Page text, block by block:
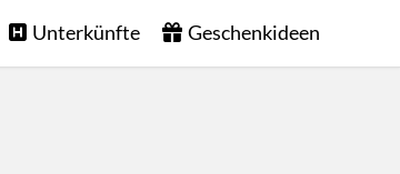
Unterkünfte Geschenkideen